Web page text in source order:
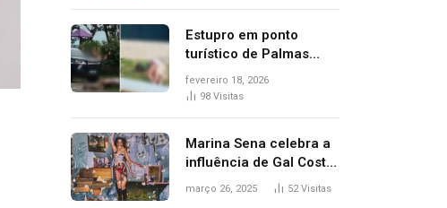
Estupro em ponto
turístico de Palmas
ocorreu em frente à
viatura e base de
fevereiro 18, 2026
98 Visitas
Marina Sena celebra a
influência de Gal Costa
na arte do álbum
março 26, 2025 52Visitas